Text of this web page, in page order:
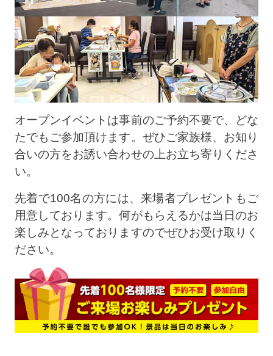
オープンイベントは事前のご予約不要で、どな
たでもご参加頂けます。ぜひご家族様、お知り
合いの方をお誘い合わせの上お立ち寄りくださ
い。
先着で100名の方には、来場者プレゼントもご
用意しております。何がもらえるかは当日のお
楽しみとなっておりますのでぜひお受け取りく
ださい。